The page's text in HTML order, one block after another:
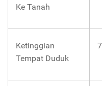
Ke Tanah
Ketinggian
Tempat Duduk